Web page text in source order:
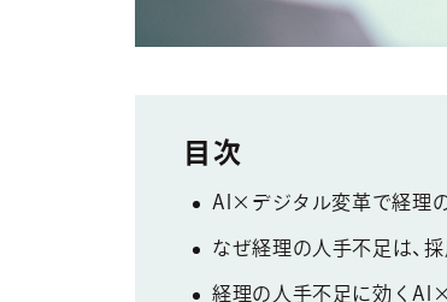
AI×デジタル変革で経理
なぜ経理の人手不足は、
経理の人手不足に効く